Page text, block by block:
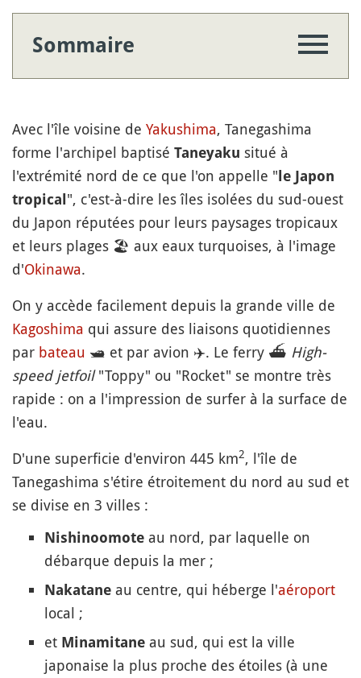
Sommaire
Avec l'île voisine de Yakushima, Tanegashima
forme l'archipel baptisé Taneyaku situé à
l'extrémité nord de ce que l'on appelle " le Japon
tropical ", c'est-à-dire les îles isolées du sud-ouest
du Japon réputées pour leurs paysages tropicaux
et leurs plages 🏖 aux eaux turquoises, à l'image
d'Okinawa.
On y accède facilement depuis la grande ville de
Kagoshima qui assure des liaisons quotidiennes
par bateau 🛥️ et par avion ✈️. Le ferry ⛴️ High-
speed jetfoil"Toppy" ou "Rocket" se montre très
rapide : on a l'impression de surfer à la surface de
l'eau.
D'une superficie d'environ 445 km2, l'île de
Tanegashima s'étire étroitement du nord au sud et
se divise en 3 villes :
Nishinoomote au nord, par laquelle on
débarque depuis la mer ;
Nakatane au centre, qui héberge l'aéroport
local ;
et Minamitane au sud, qui est la ville
japonaise la plus proche des étoiles (à une